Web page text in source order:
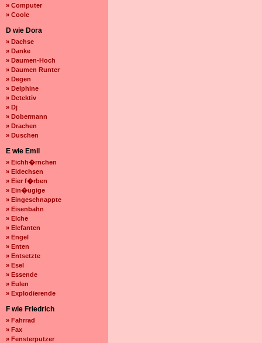
» Computer
» Coole
D wie Dora
» Dachse
» Danke
» Daumen-Hoch
» Daumen Runter
» Degen
» Delphine
» Detektiv
» Dj
» Dobermann
» Drachen
» Duschen
E wie Emil
» Eichh�rnchen
» Eidechsen
» Eier f�rben
» Ein�ugige
» Eingeschnappte
» Eisenbahn
» Elche
» Elefanten
» Engel
» Enten
» Entsetzte
» Esel
» Essende
» Eulen
» Explodierende
F wie Friedrich
» Fahrrad
» Fax
» Fensterputzer